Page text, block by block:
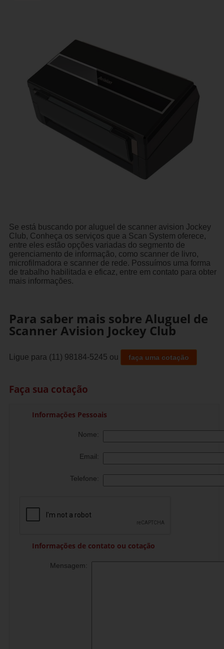
Se está buscando por aluguel de scanner avision Jockey
Club, Conheça os serviços que a Scan System oferece,
entre eles estão opções variadas do segmento de
gerenciamento de informação, como scanner de livro,
microfilmadora e scanner de rede. Possuímos uma forma
de trabalho habilitada e eficaz, entre em contato para obter
mais informações.
Para saber mais sobre Aluguel de
Scanner Avision Jockey Club
Ligue para (11) 98184-5245 ou faça uma cotação
Faça sua cotação
Informações Pessoais
Nome:
Email:
Telefone:
Informações de contato ou cotação
Mensagem: